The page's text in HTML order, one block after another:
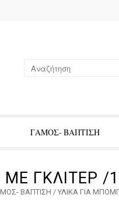
ΓΑΜΟΣ- ΒΑΠΤΙΣΗ
ΜΕ ΓΚΛΙΤΕΡ /
ΒΑΠΤΙΣΗ / ΥΛΙΚΑ ΓΙΑ